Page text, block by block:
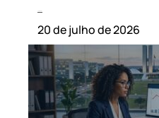
20 de julho de 2026